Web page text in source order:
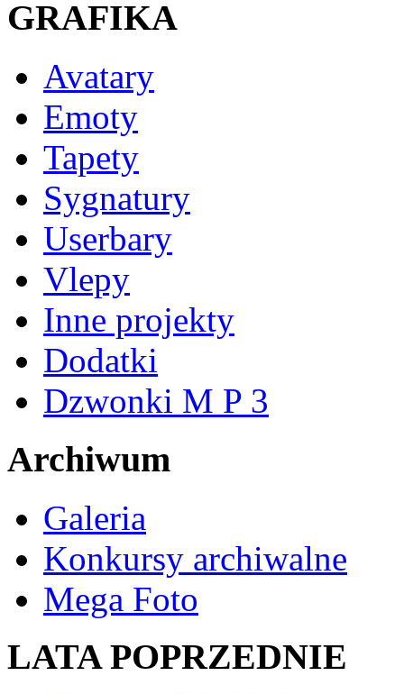
GRAFIKA
Avatary
Emoty
Tapety
Sygnatury
Userbary
Vlepy
Inne projekty
Dodatki
Dzwonki M P 3
Archiwum
Galeria
Konkursy archiwalne
Mega Foto
LATA POPRZEDNIE